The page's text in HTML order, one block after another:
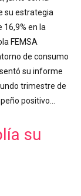
su estrategia
en la
FEMSA
de consumo
su informe
trimestre de
positivo…
su